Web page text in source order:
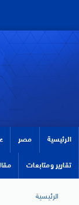
الرئيسية مصر
تقارير ومتابعات
الرئيسية